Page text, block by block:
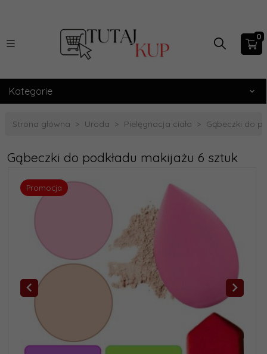
0
Kategorie
Strona główna Uroda Pielęgnacja ciała Gąbeczki do
Gąbeczki do podkładu makijażu 6 sztuk
Promocja